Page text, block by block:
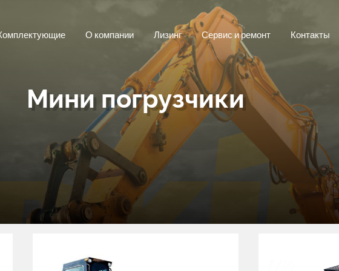
О компании Лизинг Сервис и ремонт Контакты
Мини погрузчики